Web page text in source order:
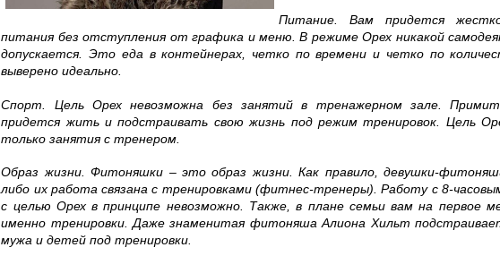
Питание. Вам придется
питания без отступления от графика и меню. В режиме Орех никакой
допускается. Это еда в контейнерах, четко по времени и четко по
выверено идеально.
Спорт. Цель Орех невозможна без занятий в тренажерном зале.
придется жить и подстраивать свою жизнь под режим тренировок. Цель
только занятия с тренером.
Образ жизни. Фитоняшки – это образ жизни. Как правило, девушки-
либо их работа связана с тренировками (фитнес-тренеры). Работу с 8-
с целью Орех в принципе невозможно. Также, в плане семьи вам на первое
именно тренировки. Даже знаменитая фитоняша Алиона Хильт
мужа и детей под тренировки.